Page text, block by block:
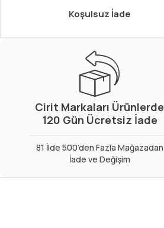
Koşulsuz İade
Cirit Markaları Ürünlerde
120 Gün Ücretsiz İade
81 İlde 500’den Fazla Mağazadan
İade ve Değişim